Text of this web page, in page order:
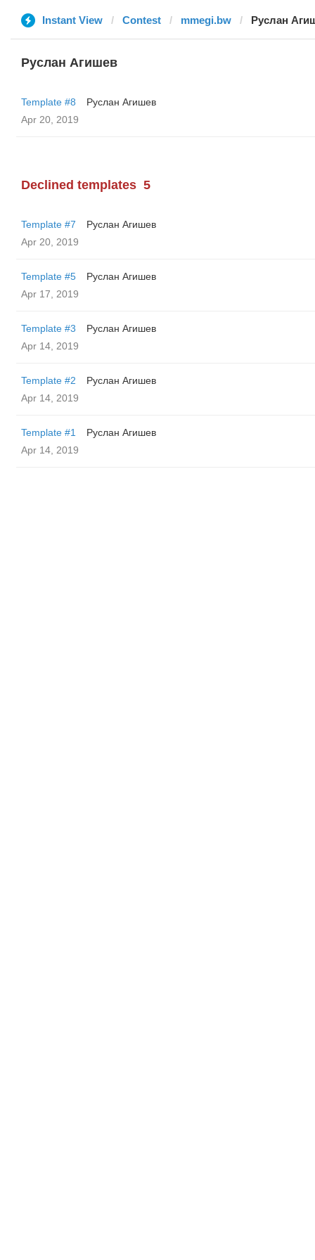
Instant View Contest mmegi.bw Руслан
Руслан Агишев
Template #8
Руслан Агишев
Apr 20, 2019
Declined templates 5
Template #7
Руслан Агишев
Apr 20, 2019
Template #5
Руслан Агишев
Apr 17, 2019
Template #3
Руслан Агишев
Apr 14, 2019
Template #2
Руслан Агишев
Apr 14, 2019
Template #1
Руслан Агишев
Apr 14, 2019